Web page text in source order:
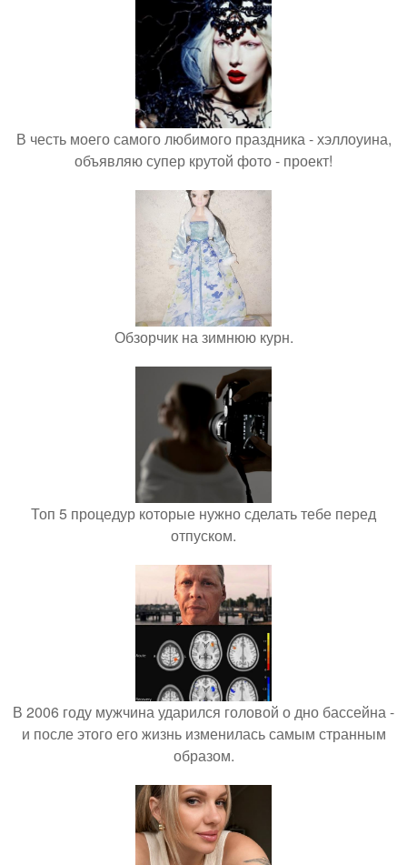
В честь моего самого любимого праздника - хэллоуина,
объявляю супер крутой фото - проект!
Обзорчик на зимнюю курн.
Топ 5 процедур которые нужно сделать тебе перед
отпуском.
В 2006 году мужчина ударился головой о дно бассейна -
и после этого его жизнь изменилась самым странным
образом.